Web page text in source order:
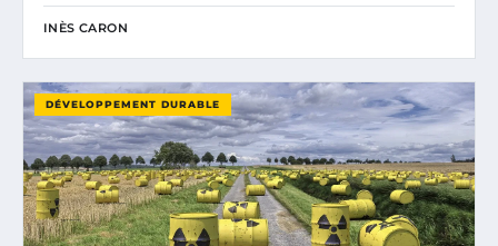
INÈS CARON
DÉVELOPPEMENT DURABLE